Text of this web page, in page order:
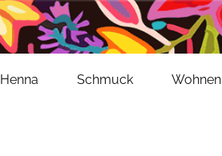
Henna Schmuck Wohnen